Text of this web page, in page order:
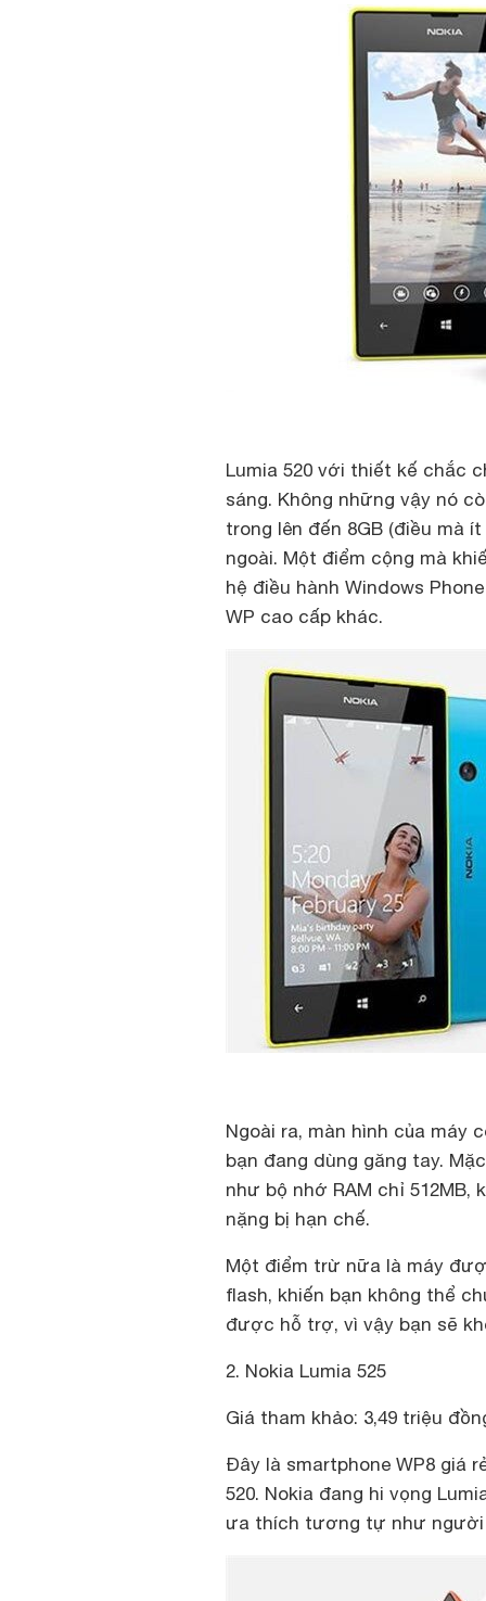
Lumia 520 với thiết kế chắc
sáng. Không những vậy nó
trong lên đến 8GB (điều mà
ngoài. Một điểm cộng mà
hệ điều hành Windows
WP cao cấp khác.
Ngoài ra, màn hình của máy
bạn đang dùng găng tay.
như bộ nhớ RAM chỉ
nặng bị hạn chế.
Một điểm trừ nữa là máy
flash, khiến bạn không thể
được hỗ trợ, vì vậy bạn sẽ
2. Nokia Lumia 525
Giá tham khảo: 3,49 triệu
Đây là smartphone WP8 giá
520. Nokia đang hi vọng
ưa thích tương tự như người